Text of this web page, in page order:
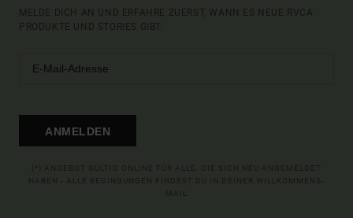
MELDE DICH AN UND ERFAHRE ZUERST, WANN ES NEUE RVCA
PRODUKTE UND STORIES GIBT.
ANMELDEN